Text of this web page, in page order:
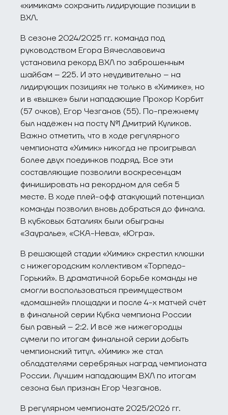
«химикам» сохранить лидирующие позиции в
ВХЛ.
В сезоне 2024/2025 гг. команда под
руководством Егора Вячеславовича
установила рекорд ВХЛ по заброшенным
шайбам – 225. И это неудивительно – на
лидирующих позициях не только в «Химике», но
и в «вышке» были нападающие Прохор Корбит
(57 очков), Егор Чезганов (55). По-прежнему
был надёжен на посту №1 Дмитрий Куликов.
Важно отметить, что в ходе регулярного
чемпионата «Химик» никогда не проигрывал
более двух поединков подряд. Все эти
составляющие позволили воскресенцам
финишировать на рекордном для себя 5
месте. В ходе плей-офф атакующий потенциал
команды позволил вновь добраться до финала.
В кубковых баталиях были обыграны
«Зауралье», «СКА-Нева», «Югра».
В решающей стадии «Химик» скрестил клюшки
с нижегородским коллективом «Торпедо-
Горький». В драматичной борьбе команды не
смогли воспользоваться преимуществом
«домашней» площадки и после 4-х матчей счёт
в финальной серии Кубка чемпиона России
был равный – 2:2. И всё же нижегородцы
сумели по итогам финальной серии добыть
чемпионский титул. «Химик» же стал
обладателями серебряных наград чемпионата
России. Лучшим нападающим ВХЛ по итогам
сезона был признан Егор Чезганов.
В регулярном чемпионате 2025/2026 гг.